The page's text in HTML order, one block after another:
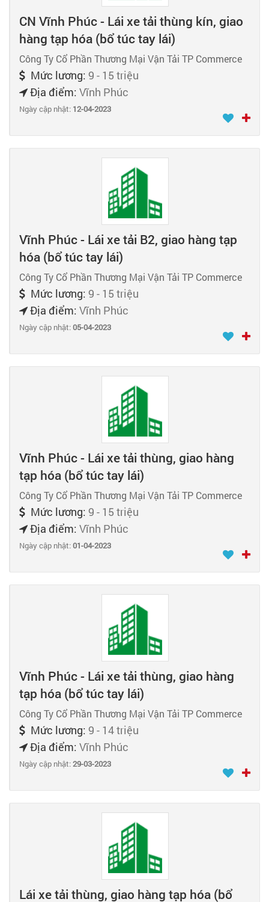
CN Vĩnh Phúc - Lái xe tải thùng kín, giao
hàng tạp hóa (bổ túc tay lái)
Công Ty Cổ Phần Thương Mại Vận Tải TP Commerce
Mức lương: 9 - 15 triệu
Địa điểm: Vĩnh Phúc
Ngày cập nhật: 12-04-2023
Vĩnh Phúc - Lái xe tải B2, giao hàng tạp
hóa (bổ túc tay lái)
Công Ty Cổ Phần Thương Mại Vận Tải TP Commerce
Mức lương: 9 - 15 triệu
Địa điểm: Vĩnh Phúc
Ngày cập nhật:05-04-2023
Vĩnh Phúc - Lái xe tải thùng, giao hàng
tạp hóa (bổ túc tay lái)
Công Ty Cổ Phần Thương Mại Vận Tải TP Commerce
Mức lương: 9 - 15 triệu
Địa điểm: Vĩnh Phúc
Ngày cập nhật:01-04-2023
Vĩnh Phúc - Lái xe tải thùng, giao hàng
tạp hóa (bổ túc tay lái)
Công Ty Cổ Phần Thương Mại Vận Tải TP Commerce
Mức lương: 9 - 14 triệu
Địa điểm: Vĩnh Phúc
Ngày cập nhật:29-03-2023
Lái xe tải thùng, giao hàng tạp hóa (bổ